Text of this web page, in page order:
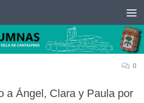
0
a Ángel, Clara y Paula por